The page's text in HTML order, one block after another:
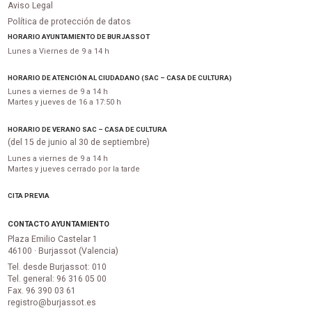
Aviso Legal
Política de protección de datos
HORARIO AYUNTAMIENTO DE BURJASSOT
Lunes a Viernes de 9 a 14 h
HORARIO DE ATENCIÓN AL CIUDADANO (SAC – CASA DE CULTURA)
Lunes a viernes de 9 a 14 h
Martes y jueves de 16 a 17:50 h
HORARIO DE VERANO SAC – CASA DE CULTURA
(del 15 de junio al 30 de septiembre)
Lunes a viernes de 9 a 14 h
Martes y jueves cerrado por la tarde
CITA PREVIA
CONTACTO AYUNTAMIENTO
Plaza Emilio Castelar 1
46100 · Burjassot (Valencia)
Tel. desde Burjassot: 010
Tel. general: 96 316 05 00
Fax. 96 390 03 61
registro@burjassot.es